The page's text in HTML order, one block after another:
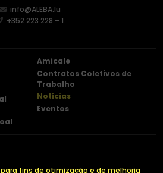
info@ALEBA.lu
+352 223 228 – 1
Amicale
Contratos Coletivos de
Trabalho
Notícias
Eventos
fins de otimização e de melhoria